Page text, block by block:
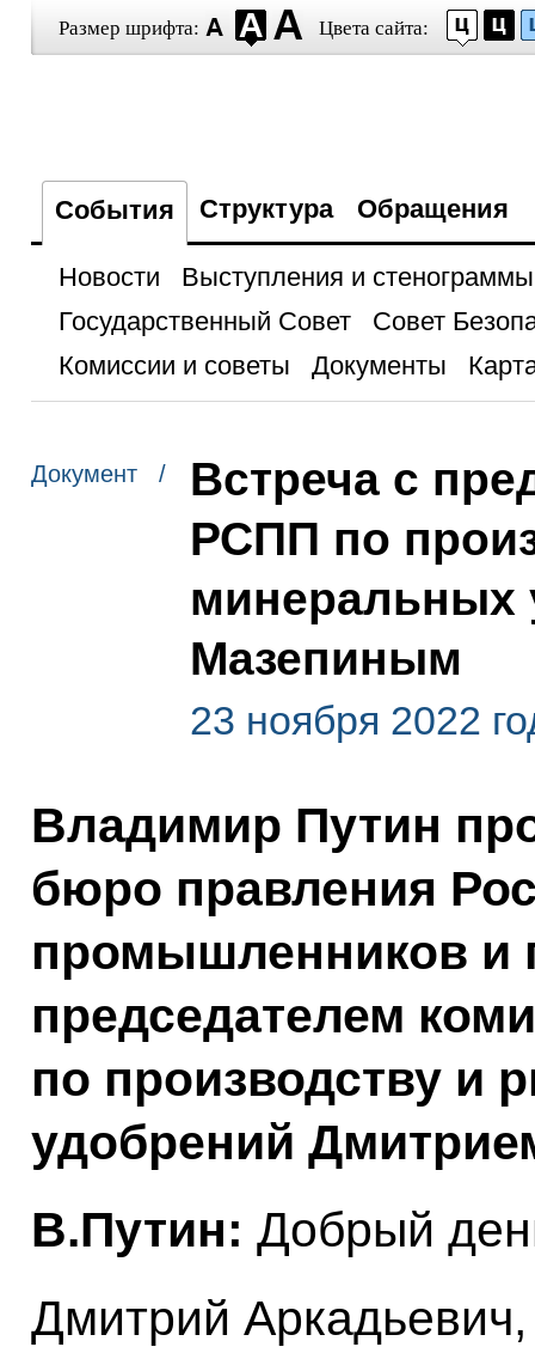
Размер шрифта: Цвета сайта:
События Структура Обращения
Новости
Выступления и стенограммы
Государственный Совет
Совет
Комиссии и советы
Документы
Документ /
Встреча с
РСПП по
минеральных
Мазепиным
23 ноября 2022
Владимир Путин
бюро правления
промышленников и
председателем
по производству и
удобрений
В.Путин: Добрый
Дмитрий